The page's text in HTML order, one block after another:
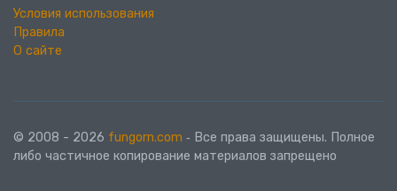
Условия использования
Правила
О сайте
© 2008 - 2026 fungorn.com ‐ Все права защищены. Полное
либо частичное копирование материалов запрещено